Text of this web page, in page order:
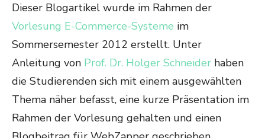
Dieser Blogartikel wurde im Rahmen der
Vorlesung E-Commerce-Systeme im
Sommersemester 2012 erstellt. Unter
Anleitung von Prof. Dr. Holger Schneider haben
die Studierenden sich mit einem ausgewählten
Thema näher befasst, eine kurze Präsentation im
Rahmen der Vorlesung gehalten und einen